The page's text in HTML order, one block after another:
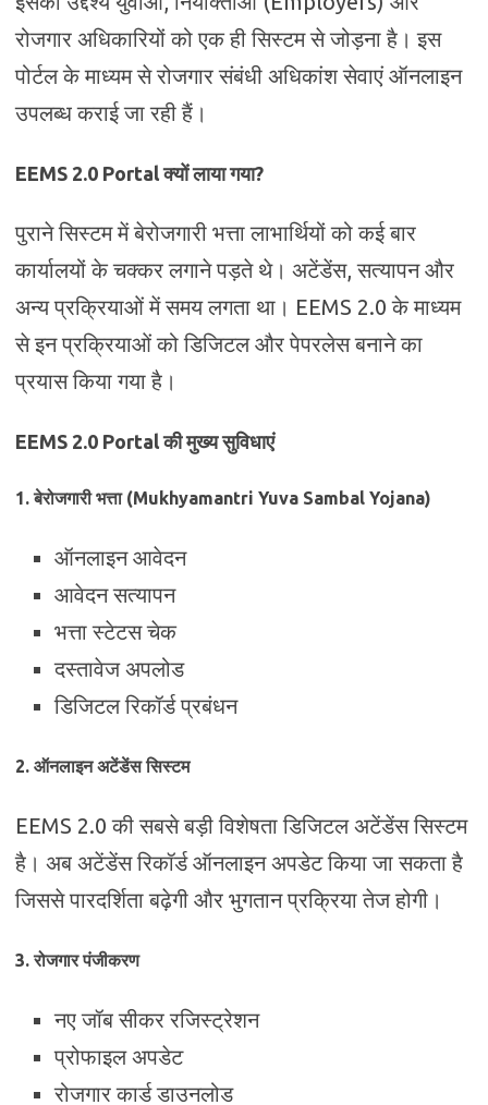
रोजगार अधिकारियों को एक ही सिस्टम से जोड़ना है। इस
पोर्टल के माध्यम से रोजगार संबंधी अधिकांश सेवाएं ऑनलाइन
उपलब्ध कराई जा रही हैं।
EEMS 2.0 Portal क्यों लाया गया?
पुराने सिस्टम में बेरोजगारी भत्ता लाभार्थियों को कई बार
कार्यालयों के चक्कर लगाने पड़ते थे। अटेंडेंस, सत्यापन और
अन्य प्रक्रियाओं में समय लगता था। EEMS 2.0 के माध्यम
से इन प्रक्रियाओं को डिजिटल और पेपरलेस बनाने का
प्रयास किया गया है।
EEMS 2.0 Portal की मुख्य सुविधाएं
1. बेरोजगारी भत्ता (Mukhyamantri Yuva Sambal Yojana)
ऑनलाइन आवेदन
आवेदन सत्यापन
भत्ता स्टेटस चेक
दस्तावेज अपलोड
डिजिटल रिकॉर्ड प्रबंधन
2. ऑनलाइन अटेंडेंस सिस्टम
EEMS 2.0 की सबसे बड़ी विशेषता डिजिटल अटेंडेंस सिस्टम
है। अब अटेंडेंस रिकॉर्ड ऑनलाइन अपडेट किया जा सकता है
जिससे पारदर्शिता बढ़ेगी और भुगतान प्रक्रिया तेज होगी।
3. रोजगार पंजीकरण
नए जॉब सीकर रजिस्ट्रेशन
प्रोफाइल अपडेट
रोजगार कार्ड डाउनलोड